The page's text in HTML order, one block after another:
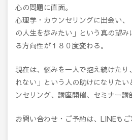
心の問題に直面。
心理学・カウンセリングに出会い
の人生を歩みたい」という真の望
る方向性が１８０度変わる。
現在は、悩みを一人で抱え続けた
れない」という人の助けになりた
ンセリング、講座開催、セミナー講
お問い合わせ・ご予約は、LINEもご